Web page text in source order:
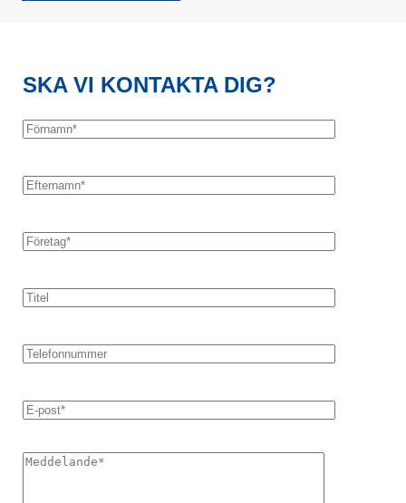
SKA VI KONTAKTA DIG?